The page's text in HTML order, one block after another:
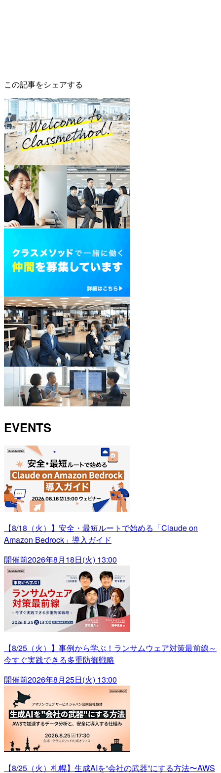
この記事をシェアする
EVENTS
【8/18（火）】安全・最短ルートで始める「Claude on
Amazon Bedrock」導入ガイド
開催前2026年8月18日(火) 13:00
【8/25（火）】事例から学ぶ！ランサムウェア対策最前線～
今すぐ実践できる多重防御戦略
開催前2026年8月25日(火) 13:00
【8/25（火）札幌】生成AIを“会社の武器”にする方法〜AWS